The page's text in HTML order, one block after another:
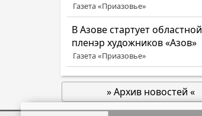
Газета «Приазовье»
В Азове стартует областной
пленэр художников «Азов»
Газета «Приазовье»
» Архив новостей «